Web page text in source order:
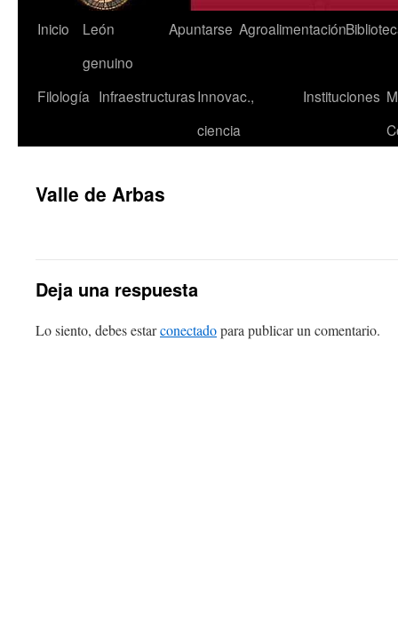
Saltar
contenido
Inicio
León
genuino
Apuntarse Agroalimentación
Filología InfraestructurasInnovac.,
ciencia
Instituciones
Valle de Arbas
Deja una respuesta
Lo siento, debes estarconectadopara publicar un comentario.